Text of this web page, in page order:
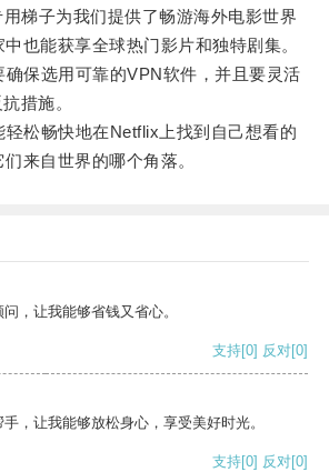
子为我们提供了畅游海外电影世界
也能获享全球热门影片和独特剧集。
保选用可靠的VPN软件，并且要灵活
措施。
松畅快地在Netflix上找到自己想看的
来自世界的哪个角落。
，让我能够省钱又省心。
支持[0] 反对[0]
，让我能够放松身心，享受美好时光。
支持[0] 反对[0]